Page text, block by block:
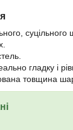
гладку і
товщина